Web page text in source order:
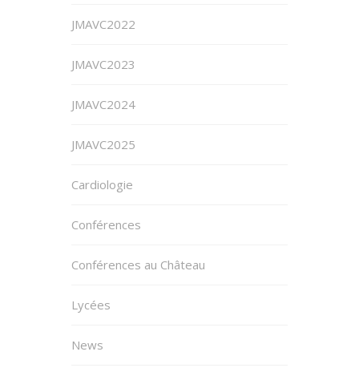
JMAVC2022
JMAVC2023
JMAVC2024
JMAVC2025
Cardiologie
Conférences
Conférences au Château
Lycées
News